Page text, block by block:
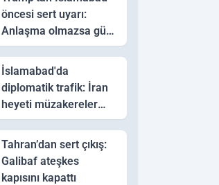
öncesi sert uyarı:
Anlaşma olmazsa güç
kullanırız
İslamabad'da
diplomatik trafik: İran
heyeti müzakereler
için Pakistan'a ulaştı
Tahran’dan sert çıkış:
Galibaf ateşkes
kapısını kapattı